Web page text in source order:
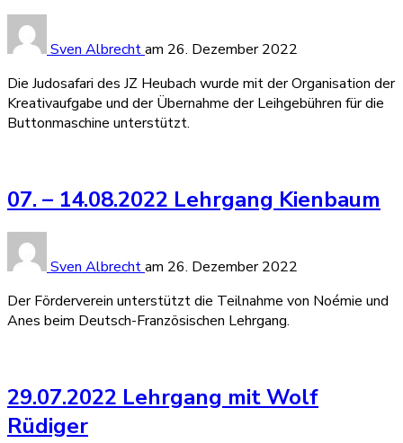
Sven Albrechtam 26. Dezember 2022
Die Judosafari des JZ Heubach wurde mit der Organisation der
Kreativaufgabe und der Übernahme der Leihgebühren für die
Buttonmaschine unterstützt.
07. – 14.08.2022 Lehrgang Kienbaum
Sven Albrechtam 26. Dezember 2022
Der Förderverein unterstützt die Teilnahme von Noémie und
Anes beim Deutsch-Französischen Lehrgang.
29.07.2022 Lehrgang mit Wolf
Rüdiger